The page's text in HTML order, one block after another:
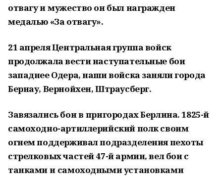
отвагу и мужество он был награжден
медалью «За отвагу».
21 апреля Центральная группа войск
продолжала вести наступательные бои
западнее Одера, наши войска заняли города
Бернау, Вернойхен, Штраусберг.
Завязались бои в пригородах Берлина. 1825-й
самоходно-артиллерийский полк своим
огнем поддерживал подразделения пехоты
стрелковых частей 47-й армии, вел бои с
танками и самоходными установками